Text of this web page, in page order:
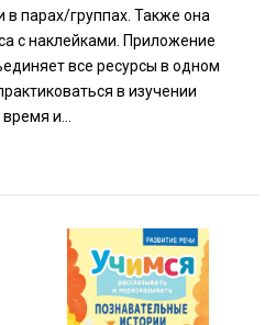
в парах/группах. Также она
с наклейками. Приложение
все ресурсы в одном
в изучении
и...